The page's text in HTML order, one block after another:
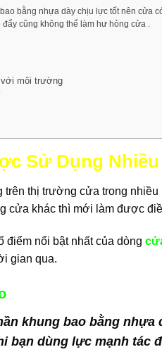
bằng nhựa dày chịu lực tốt nên cửa
cũng không thể làm hư hỏng cửa .
với môi trường
Sử Dụng Nhiều
thị trường cửa trong
cửa khác thì mới làm được
điểm nổi bật nhất của dòng
gian qua.
khung bao bằng nhựa
bạn dùng lực mạnh tác